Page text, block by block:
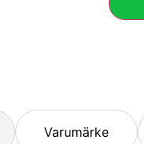
Varumärke